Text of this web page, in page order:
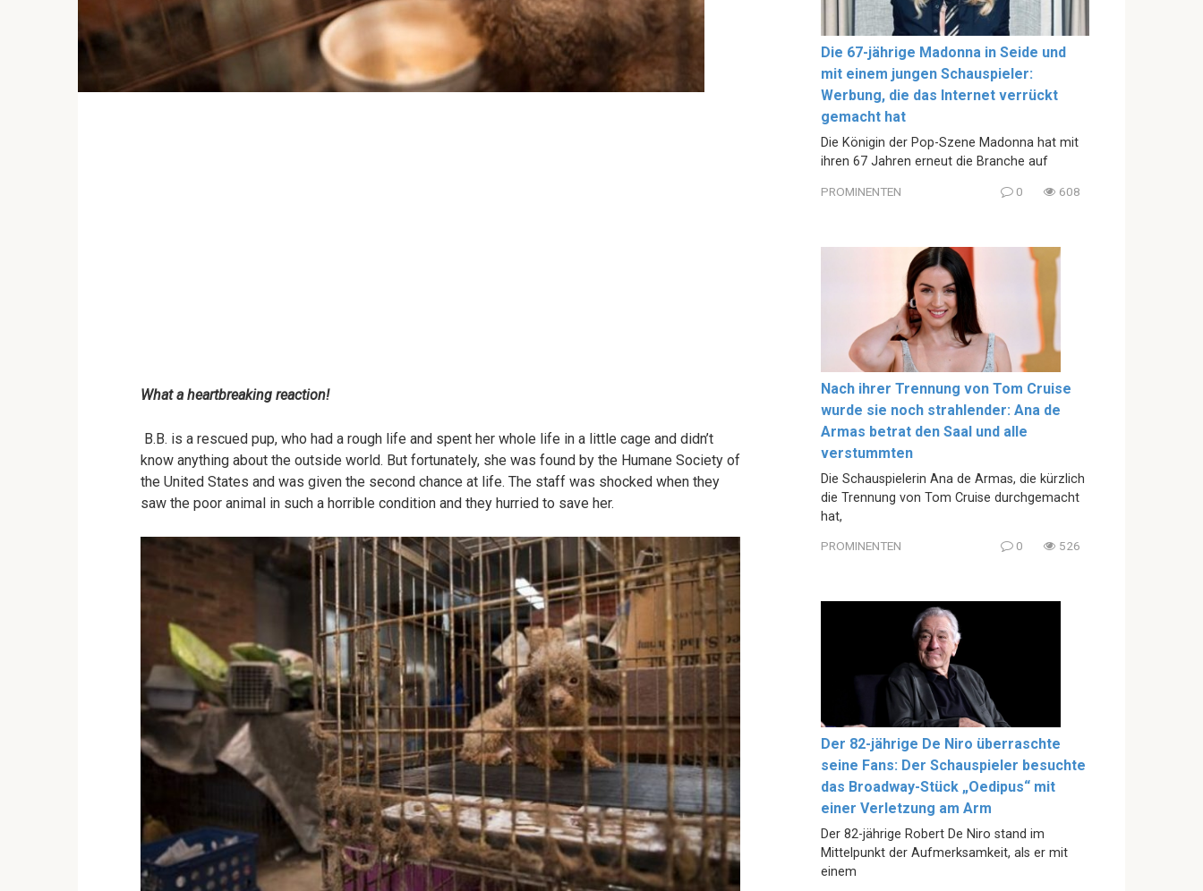
What a heartbreaking reaction!
B.B. is a rescued pup, who had a rough life and spent her whole life in a little cage and didn’t
know anything about the outside world. But fortunately, she was found by the Humane Society of
the United States and was given the second chance at life. The staff was shocked when they
saw the poor animal in such a horrible condition and they hurried to save her.
Die 67-jährige Madonna in Seide und
mit einem jungen Schauspieler:
Werbung, die das Internet verrückt
gemacht hat
Die Königin der Pop-Szene Madonna hat mit
ihren 67 Jahren erneut die Branche auf
PROMINENTEN 0 608
Nach ihrer Trennung von Tom Cruise
wurde sie noch strahlender: Ana de
Armas betrat den Saal und alle
verstummten
Die Schauspielerin Ana de Armas, die kürzlich
die Trennung von Tom Cruise durchgemacht
hat,
PROMINENTEN 0 526
Der 82-jährige De Niro überraschte
seine Fans: Der Schauspieler besuchte
das Broadway-Stück „Oedipus“ mit
einer Verletzung am Arm
Der 82-jährige Robert De Niro stand im
Mittelpunkt der Aufmerksamkeit, als er mit
einem